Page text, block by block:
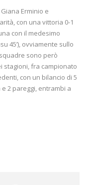
Erminio e
con una vittoria 0-1
con il medesimo
45’), ovviamente sullo
sono però
stagioni, fra campionato
con un bilancio di 5
2 pareggi, entrambi a